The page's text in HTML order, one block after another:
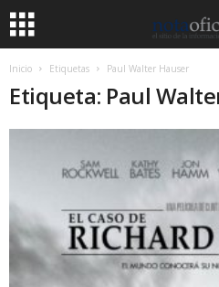
Inicio Etiquetas Paul Walter Hauser
Etiqueta: Paul